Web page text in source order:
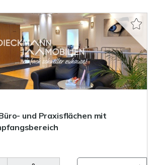
und Praxisflächen mit